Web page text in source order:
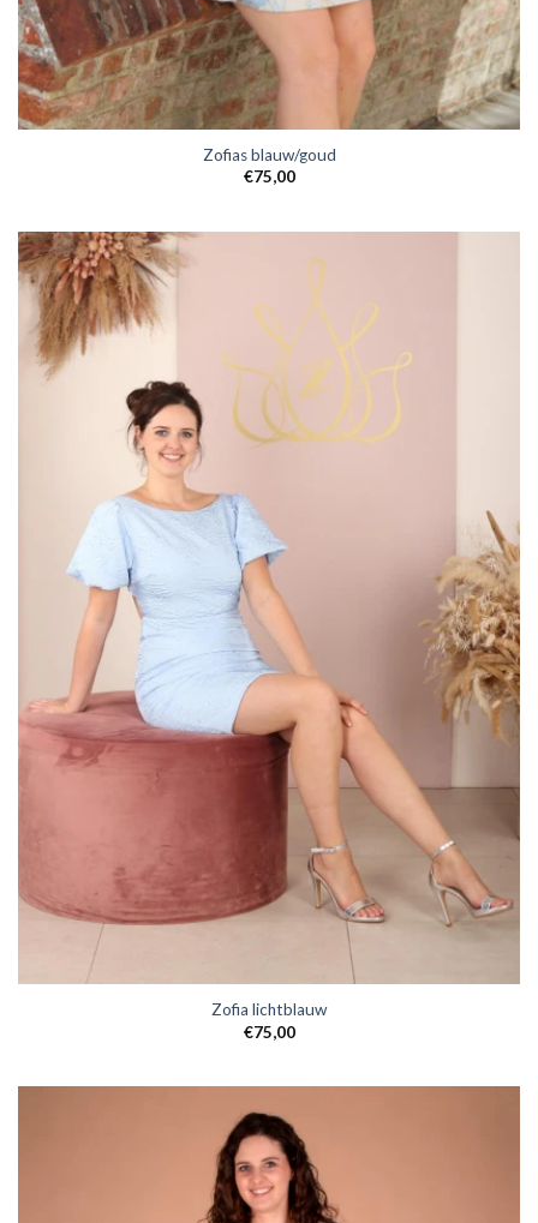
Zofias blauw/goud
€75,00
Zofia lichtblauw
€75,00